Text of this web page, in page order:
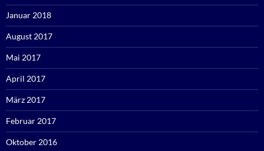
Januar 2018
August 2017
Mai 2017
April 2017
März 2017
Februar 2017
Oktober 2016